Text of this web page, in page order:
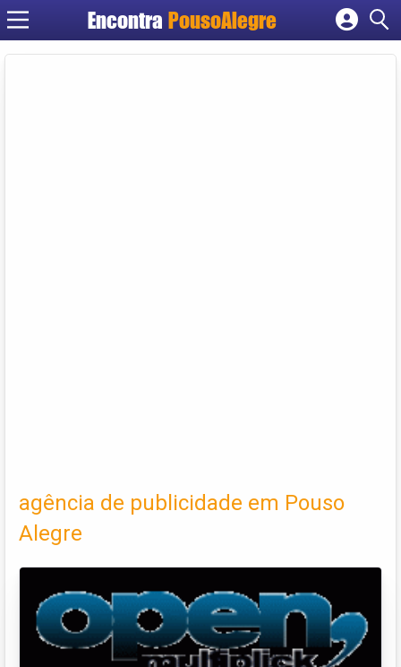
Encontra PousoAlegre
Cadastrar empresa
agência de publicidade em Pouso
Alegre